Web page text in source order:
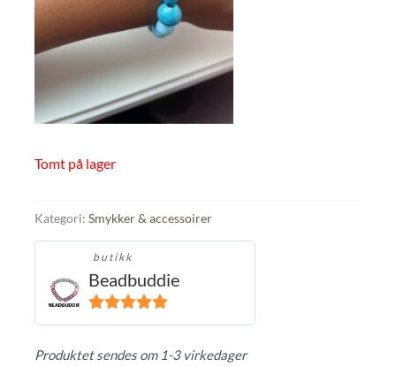
Tomt på lager
Kategori: Smykker & accessoirer
butikk
Beadbuddie
5ut av 5
Produktet sendes om 1-3 virkedager